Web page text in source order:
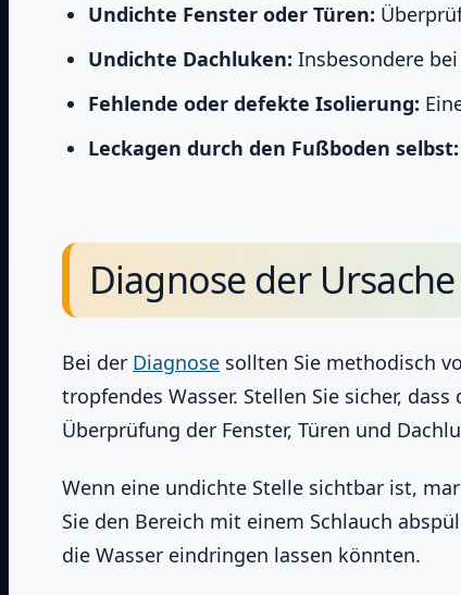
Undichte Fenster oder Türen:
Undichte Dachluken: Insbesondere
Fehlende oder defekte Isolierung:
Leckagen durch den Fußboden selbst:
Diagnose der Ursache
Bei der Diagnose sollten Sie methodisch
tropfendes Wasser. Stellen Sie sicher,
Überprüfung der Fenster, Türen und
Wenn eine undichte Stelle sichtbar ist,
Sie den Bereich mit einem Schlauch
die Wasser eindringen lassen könnten.